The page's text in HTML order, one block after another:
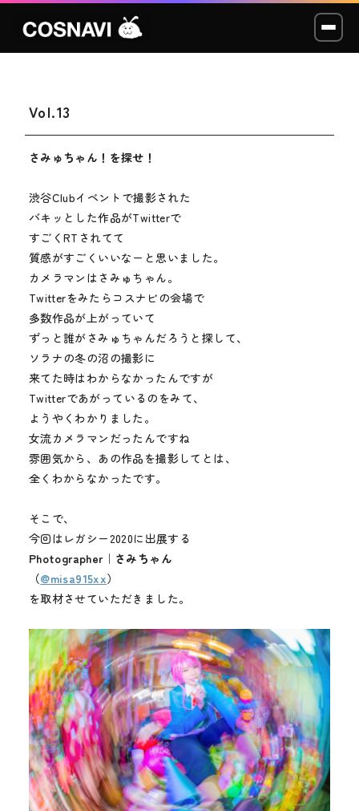
コスプレイベント
モデル撮影会
WCP
ショッカー
スタジオ
LABO
メディア
お知らせ
Vol.13
さみゅちゃん！を探せ！
渋谷Clubイベントで撮影された
バキッとした作品がTwitterで
すごくRTされてて
質感がすごくいいなーと思いました。
カメラマンはさみゅちゃん。
Twitterをみたらコスナビの会場で
多数作品が上がっていて
ずっと誰がさみゅちゃんだろうと探して、
ソラナの冬の沼の撮影に
来てた時はわからなかったんですが
Twitterであがっているのをみて、
ようやくわかりました。
女流カメラマンだったんですね
雰囲気から、あの作品を撮影してとは、
全くわからなかったです。
そこで、
今回はレガシー2020に出展する
Photographer｜さみちゃん
（@misa915xx）
を取材させていただきました。